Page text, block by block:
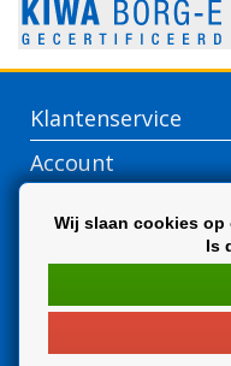
Klantenservice
Account
Wij slaan cookies op
Is